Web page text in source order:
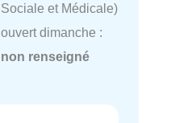
Sociale et Médicale)
ouvert dimanche :
non renseigné